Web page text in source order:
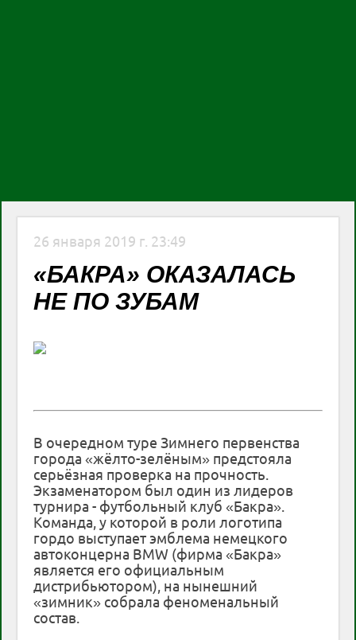
26 января 2019 г. 23:49
«БАКРА» ОКАЗАЛАСЬ
НЕ ПО ЗУБАМ
В очередном туре Зимнего первенства
города «жёлто-зелёным» предстояла
серьёзная проверка на прочность.
Экзаменатором был один из лидеров
турнира - футбольный клуб «Бакра».
Команда, у которой в роли логотипа
гордо выступает эмблема немецкого
автоконцерна BMW (фирма «Бакра»
является его официальным
дистрибьютором), на нынешний
«зимник» собрала феноменальный
состав.